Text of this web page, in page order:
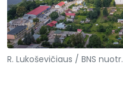
R. Lukoševičiaus / BNS nuotr.